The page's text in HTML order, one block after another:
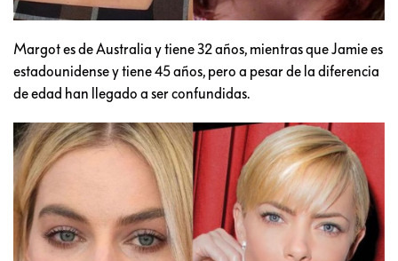
Margot es de Australia y tiene 32 años, mientras que Jamie es
estadounidense y tiene 45 años, pero a pesar de la diferencia
de edad han llegado a ser confundidas.